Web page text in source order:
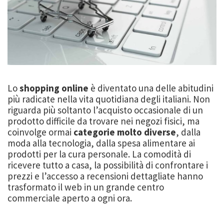
Loshopping online è diventato una delle abitudini
più radicate nella vita quotidiana degli italiani. Non
riguarda più soltanto l’acquisto occasionale di un
prodotto difficile da trovare nei negozi fisici, ma
coinvolge ormai categorie molto diverse, dalla
moda alla tecnologia, dalla spesa alimentare ai
prodotti per la cura personale. La comodità di
ricevere tutto a casa, la possibilità di confrontare i
prezzi e l’accesso a recensioni dettagliate hanno
trasformato il web in un grande centro
commerciale aperto a ogni ora.